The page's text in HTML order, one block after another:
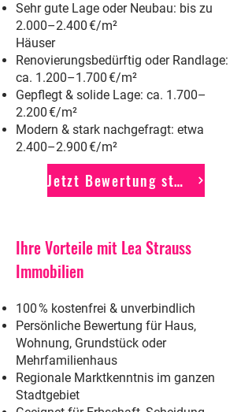
Sehr gute Lage oder Neubau: bis zu
2.000–2.400 €/m²
Häuser
Renovierungsbedürftig oder Randlage:
ca. 1.200–1.700 €/m²
Gepflegt & solide Lage: ca. 1.700–
2.200 €/m²
Modern & stark nachgefragt: etwa
2.400–2.900 €/m²
Jetzt Bewertung starten
Ihre Vorteile mit Lea Strauss
Immobilien
100 % kostenfrei & unverbindlich
Persönliche Bewertung für Haus,
Wohnung, Grundstück oder
Mehrfamilienhaus
Regionale Marktkenntnis im ganzen
Stadtgebiet